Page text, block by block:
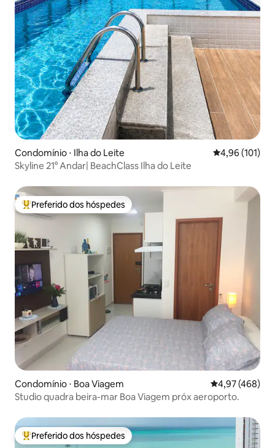
Condomínio ⋅ Ilha do Leite 4,96 de uma
4,96 (101)
Skyline 21° Andar| BeachClass Ilha do Leite
Entre os melhores preferidos dos hóspedes
Preferido dos hóspedes
Condomínio ⋅ Boa Viagem 4,97 de uma
4,97 (468)
Studio quadra beira-mar Boa Viagem próx aeroporto.
Entre os melhores preferidos dos hóspedes
Preferido dos hóspedes